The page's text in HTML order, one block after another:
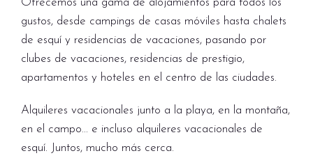
gustos, desde campings de casas móviles hasta chalets
de esquí y residencias de vacaciones, pasando por
clubes de vacaciones, residencias de prestigio,
apartamentos y hoteles en el centro de las ciudades.
Alquileres vacacionales junto a la playa, en la montaña,
en el campo... e incluso alquileres vacacionales de
esquí. Juntos, mucho más cerca.